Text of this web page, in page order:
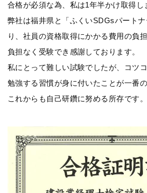
合格が必須な為、私は1年半かけ取得し
弊社は福井県と「ふくいSDGsパート
り、社員の資格取得にかかる費用の負
負担なく受験でき感謝しております。
私にとって難しい試験でしたが、コツ
勉強する習慣が身に付いたことが一番
これからも自己研鑽に努める所存です。